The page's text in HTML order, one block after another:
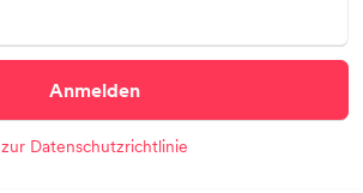
Anmelden
zur Datenschutzrichtlinie